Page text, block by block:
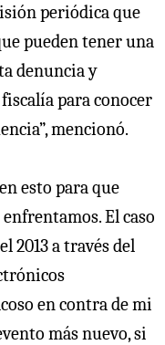
periódica que
pueden tener una
denuncia y
para conocer
mencionó.
esto para que
El caso
2013 a través del
en contra de mi
más nuevo, si